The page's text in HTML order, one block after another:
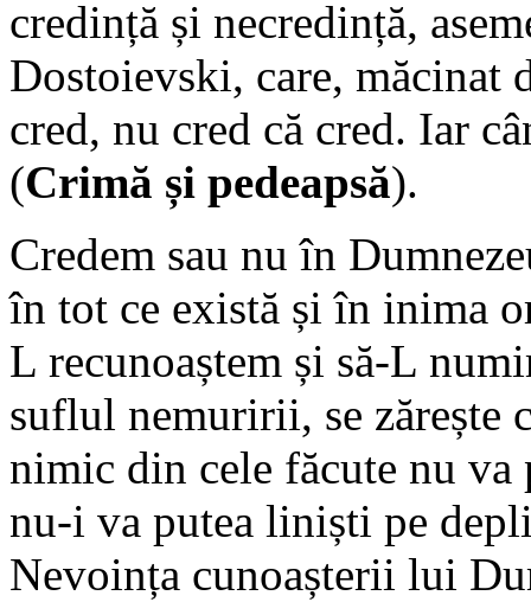
credință și necredință,
Dostoievski, care, măcinat
cred, nu cred că cred. Iar
(Crimă și pedeapsă).
Credem sau nu în
în tot ce există și în inima
L recunoaștem și să-L
suflul nemuririi, se zărește
nimic din cele făcute nu
nu-i va putea liniști pe
Nevoința cunoașterii lui